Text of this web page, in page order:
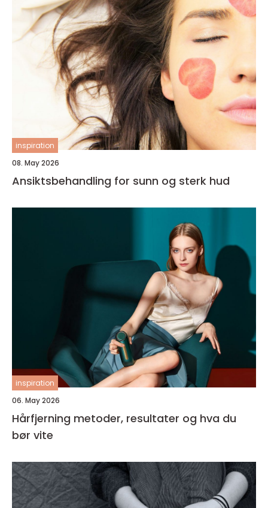
inspiration
08. May 2026
Ansiktsbehandling for sunn og sterk hud
inspiration
06. May 2026
Hårfjerning metoder, resultater og hva du
bør vite